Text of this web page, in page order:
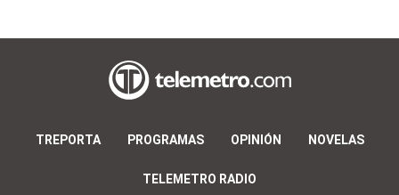
TREPORTA PROGRAMAS OPINIÓN NOVELAS
TELEMETRO RADIO